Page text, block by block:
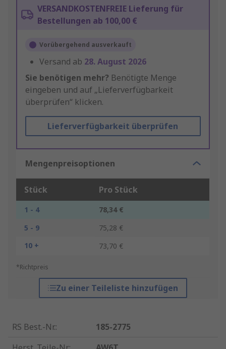
VERSANDKOSTENFREIE Lieferung für
Bestellungen ab 100,00 €
Vorübergehend ausverkauft
Versand ab 28. August 2026
Sie benötigen mehr? Benötigte Menge
eingeben und auf „Lieferverfügbarkeit
überprüfen“ klicken.
Lieferverfügbarkeit überprüfen
Mengenpreisoptionen
Stück Pro Stück
1 - 4
78,34 €
5 - 9
75,28 €
10 +
73,70 €
*Richtpreis
Zu einer Teileliste hinzufügen
RS Best.-Nr.:
185-2775